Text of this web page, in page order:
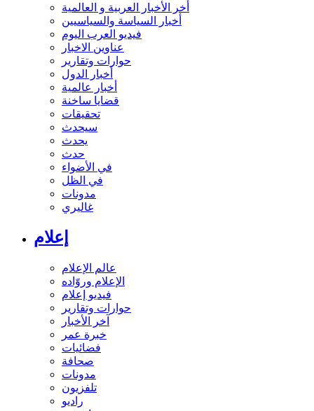
أخر الأخبار العربية و العالمية
أخبار السياسة والسياسيين
فيديو العرب اليوم
عناوين الاخبار
حوارات وتقارير
أخبار الدول
أخبار عالمية
قضايا ساخنة
تحقيقات
سيحدث
يحدث
حدث
في الأضواء
في الظل
مدونات
غاليري
إعلام
عالم الإعلام
الإعلام وروّاده
فيديو إعلام
حوارات وتقارير
آخر الأخبار
خبرة عمر
فضائيات
صحافة
مدونات
تلفزيون
راديو